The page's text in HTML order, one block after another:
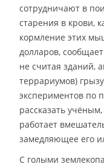
сотрудничают в
старения в крови,
кормление этих
долларов, сообщает
не считая зданий,
террариумов)
экспериментов по
рассказать
работает
замедляющее его
С голыми